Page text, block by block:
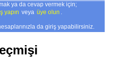
ya da cevap vermek için;
yapın veya üye olun
da giriş yapabilirsiniz.